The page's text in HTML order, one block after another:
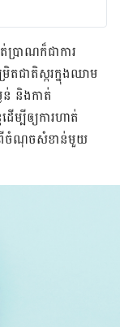
ប្រាណក៏ជាការ
តជាតិស្ករក្នុងឈាម
និងកាត់
ម្បីឲ្យការហាត់
ល់ពីចំណុចសំខាន់មួយ